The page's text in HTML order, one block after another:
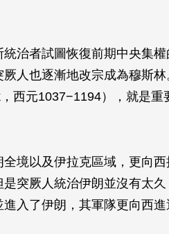
治者試圖恢復前期中央集
人也逐漸地改宗成為穆斯
西元1037−1194），就是重
境以及伊拉克區域，更向
突厥人統治伊朗並沒有太久
入了伊朗，其軍隊更向西進